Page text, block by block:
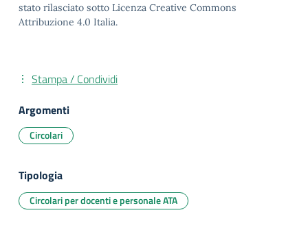
stato rilasciato sotto Licenza Creative Commons
Attribuzione 4.0 Italia.
Stampa / Condividi
Argomenti
Circolari
Tipologia
Circolari per docenti e personale ATA